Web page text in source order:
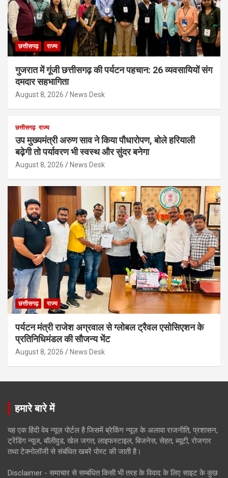
छत्तीसगढ़ राज्य
गुजरात में गूंजी छत्तीसगढ़ की पर्यटन पहचान: 26 व्यवसायियों संग
दमदार सहभागिता
August 8, 2026 News Desk
छत्तीसगढ़ राज्य
उप मुख्यमंत्री अरुण साव ने किया पौधारोपण, बोले हरियाली
बढ़ेगी तो पर्यावरण भी स्वस्थ और सुंदर बनेगा
August 8, 2026 News Desk
छत्तीसगढ़ राज्य
पर्यटन मंत्री राजेश अग्रवाल से ग्लोबल ट्रैवल एसोसिएशन के
प्रतिनिधिमंडल की सौजन्य भेंट
August 8, 2026 News Desk
हमारे बारे में
यह एक हिंदी वेब न्यूज़ पोर्टल है जिसमें ब्रेकिंग न्यूज़ के अलावा राजनीति, प्रशासन,
ट्रेंडिंग न्यूज, बॉलीवुड, खेल जगत, लाइफस्टाइल, बिजनेस, सेहत, ब्यूटी, रोजगार
तथा टेक्नोलॉजी से संबंधित खबरें पोस्ट की जाती है।
Disclaimer - समाचार से सम्बंधित किसी भी तरह के विवाद के लिए साइट के कुछ